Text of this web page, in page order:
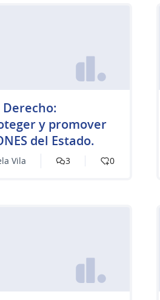
y promover
del Estado.
Vila 3 0